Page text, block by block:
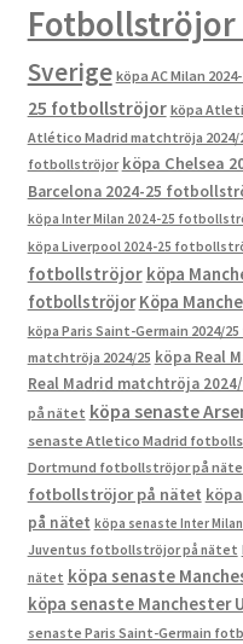
Sverige köpa AC Milan
25 fotbollströjor köpa
Atlético Madrid matchtröja 2024/
fotbollströjor köpa Chelsea
Barcelona 2024-25
köpa Inter Milan 2024-25
köpa Liverpool 2024-25
fotbollströjor köpa
fotbollströjor Köpa
köpa Paris Saint-Germain 2024/
matchtröja 2024/25 köpa Real
Real Madrid matchtröja
på nätet köpa senaste
senaste Atletico Madrid
Dortmund fotbollströjor på
fotbollströjor på nätet
på nätet köpa senaste Inter
Juventus fotbollströjor på nätet
nätet köpa senaste
köpa senaste
senaste Paris Saint-Germain